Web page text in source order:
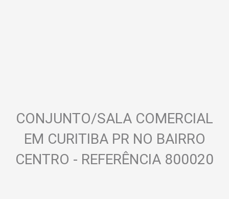
CONJUNTO/SALA COMERCIAL
EM CURITIBA PR NO BAIRRO
CENTRO - REFERÊNCIA 800020